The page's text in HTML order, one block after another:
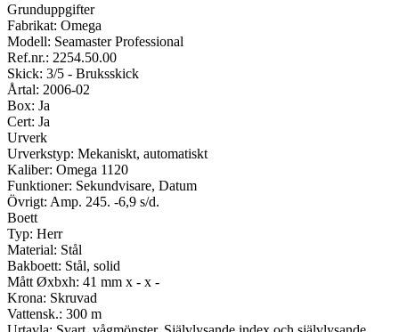
Grunduppgifter
Fabrikat: Omega
Modell: Seamaster Professional
Ref.nr.: 2254.50.00
Skick: 3/5 - Bruksskick
Årtal: 2006-02
Box: Ja
Cert: Ja
Urverk
Urverkstyp: Mekaniskt, automatiskt
Kaliber: Omega 1120
Funktioner: Sekundvisare, Datum
Övrigt: Amp. 245. -6,9 s/d.
Boett
Typ: Herr
Material: Stål
Bakboett: Stål, solid
Mått Øxbxh: 41 mm x - x -
Krona: Skruvad
Vattensk.: 300 m